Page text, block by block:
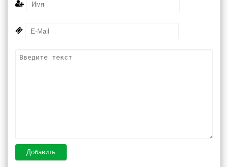
Добавить